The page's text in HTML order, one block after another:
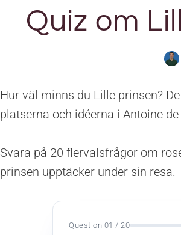
Quiz om
Hur väl minns du Lille prinsen?
platserna och idéerna i Antoine
Svara på 20 flervalsfrågor om
prinsen upptäcker under sin resa.
Question 01 / 20